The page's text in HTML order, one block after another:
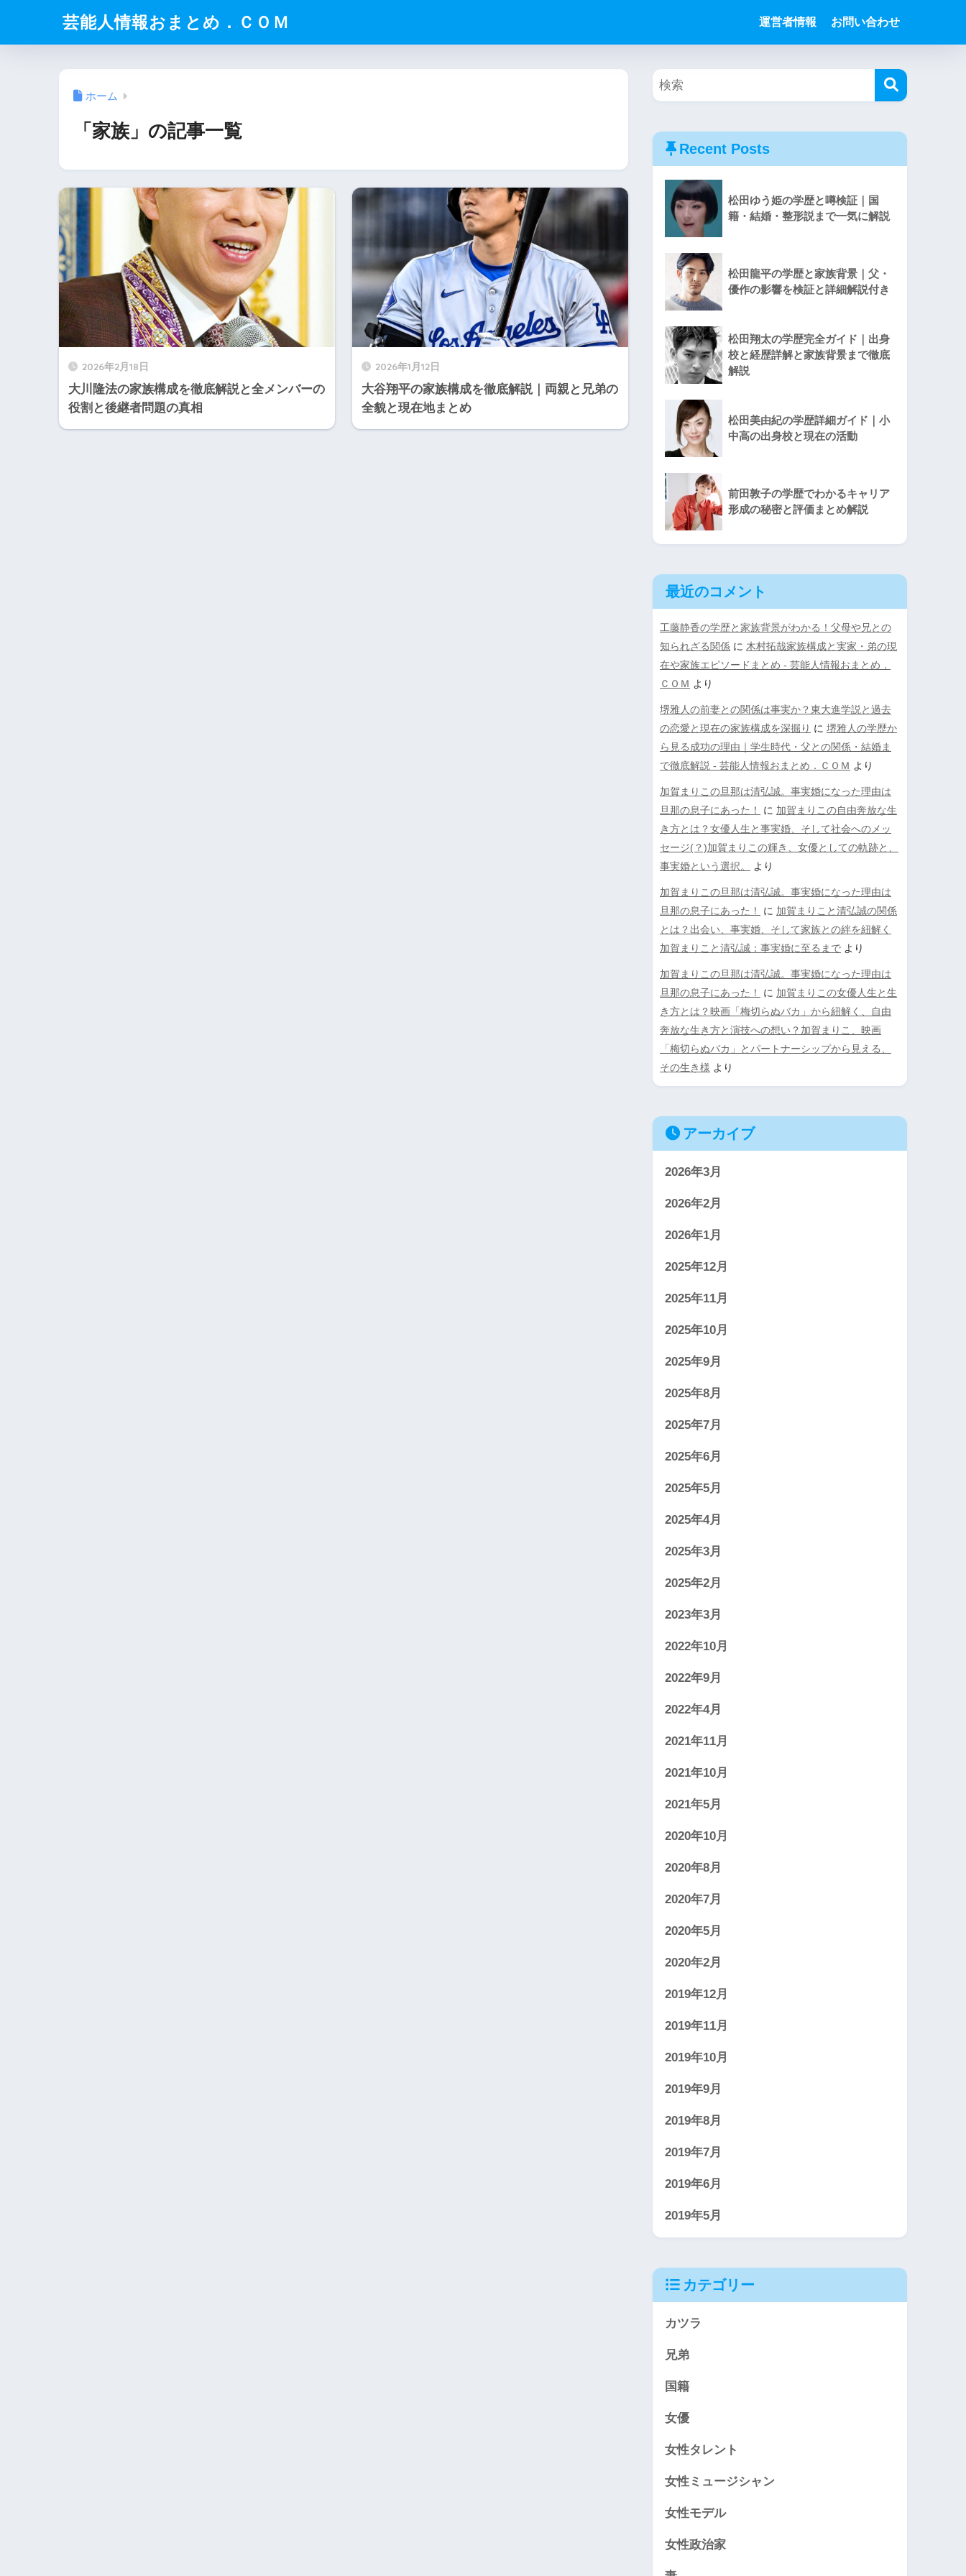
芸能人情報おまとめ．ＣＯＭ 運営者情報 お問い合わせ
ホーム
「家族」の記事一覧
2026年2月18日
大川隆法の家族構成を徹底解説と全メンバーの
役割と後継者問題の真相
2026年1月12日
大谷翔平の家族構成を徹底解説｜両親と兄弟の
全貌と現在地まとめ
Recent Posts
松田ゆう姫の学歴と噂検証｜国
籍・結婚・整形説まで一気に解説
松田龍平の学歴と家族背景｜父・
優作の影響を検証と詳細解説付き
松田翔太の学歴完全ガイド｜出身
校と経歴詳解と家族背景まで徹底
解説
松田美由紀の学歴詳細ガイド｜小
中高の出身校と現在の活動
前田敦子の学歴でわかるキャリア
形成の秘密と評価まとめ解説
最近のコメント
工藤静香の学歴と家族背景がわかる！父母や兄との
知られざる関係 に 木村拓哉家族構成と実家・弟の現
在や家族エピソードまとめ - 芸能人情報おまとめ．
ＣＯＭ より
堺雅人の前妻との関係は事実か？東大進学説と過去
の恋愛と現在の家族構成を深掘り に 堺雅人の学歴か
ら見る成功の理由｜学生時代・父との関係・結婚ま
で徹底解説 - 芸能人情報おまとめ．ＣＯＭ より
加賀まりこの旦那は清弘誠。事実婚になった理由は
旦那の息子にあった！
に 加賀まりこの自由奔放な生
き方とは？女優人生と事実婚、そして社会へのメッ
セージ(？)加賀まりこの輝き、女優としての軌跡と、
事実婚という選択。
より
加賀まりこの旦那は清弘誠。事実婚になった理由は
旦那の息子にあった！
に 加賀まりこと清弘誠の関係
とは？出会い、事実婚、そして家族との絆を紐解く
加賀まりこと清弘誠：事実婚に至るまで より
加賀まりこの旦那は清弘誠。事実婚になった理由は
旦那の息子にあった！
に 加賀まりこの女優人生と生
き方とは？映画「梅切らぬバカ」から紐解く、自由
奔放な生き方と演技への想い？加賀まりこ、映画
「梅切らぬバカ」とパートナーシップから見える、
その生き様 より
アーカイブ
2026年3月
2026年2月
2026年1月
2025年12月
2025年11月
2025年10月
2025年9月
2025年8月
2025年7月
2025年6月
2025年5月
2025年4月
2025年3月
2025年2月
2023年3月
2022年10月
2022年9月
2022年4月
2021年11月
2021年10月
2021年5月
2020年10月
2020年8月
2020年7月
2020年5月
2020年2月
2019年12月
2019年11月
2019年10月
2019年9月
2019年8月
2019年7月
2019年6月
2019年5月
カテゴリー
カツラ
兄弟
国籍
女優
女性タレント
女性ミュージシャン
女性モデル
女性政治家